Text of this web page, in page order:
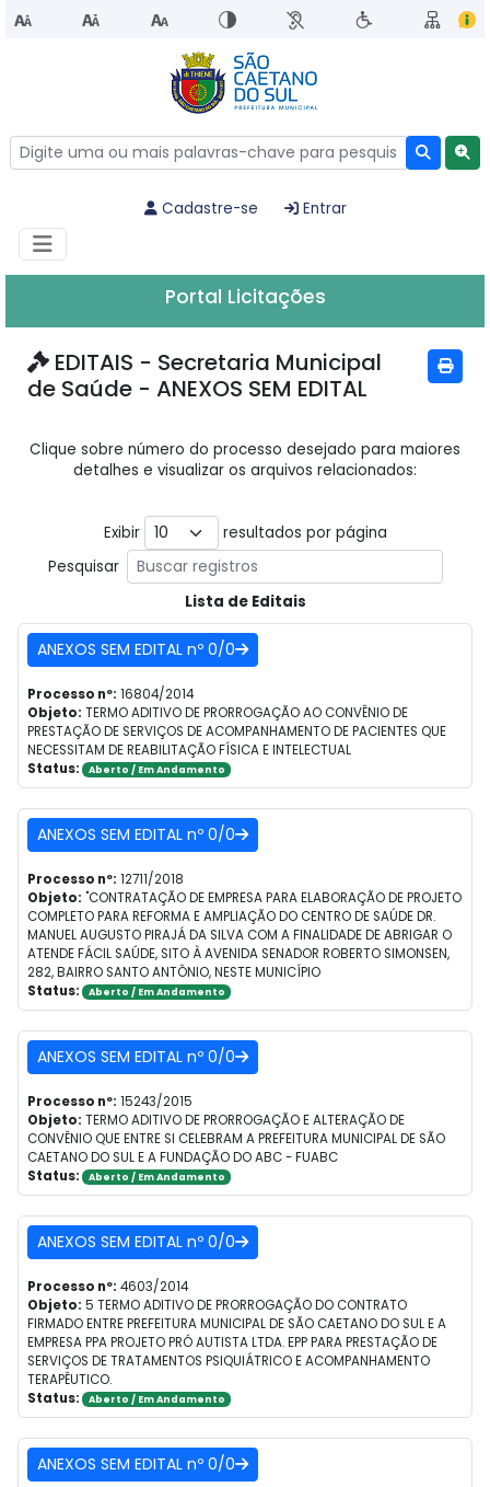
Cadastre-se Entrar
Portal Licitações
EDITAIS - Secretaria Municipal
de Saúde - ANEXOS SEM EDITAL
Clique sobre número do processo desejado para maiores
detalhes e visualizar os arquivos relacionados:
Exibir
resultados por página
Pesquisar
Lista de Editais
ANEXOS SEM EDITAL nº 0/0
Processo nº: 16804/2014
Objeto: TERMO ADITIVO DE PRORROGAÇÃO AO CONVÊNIO DE
PRESTAÇÃO DE SERVIÇOS DE ACOMPANHAMENTO DE PACIENTES QUE
NECESSITAM DE REABILITAÇÃO FÍSICA E INTELECTUAL
Status:
Aberto / Em Andamento
ANEXOS SEM EDITAL nº 0/0
Processo nº: 12711/2018
Objeto: "CONTRATAÇÃO DE EMPRESA PARA ELABORAÇÃO DE PROJETO
COMPLETO PARA REFORMA E AMPLIAÇÃO DO CENTRO DE SAÚDE DR.
MANUEL AUGUSTO PIRAJÁ DA SILVA COM A FINALIDADE DE ABRIGAR O
ATENDE FÁCIL SAÚDE, SITO À AVENIDA SENADOR ROBERTO SIMONSEN,
282, BAIRRO SANTO ANTÔNIO, NESTE MUNICÍPIO
Status:
Aberto / Em Andamento
ANEXOS SEM EDITAL nº 0/0
Processo nº: 15243/2015
Objeto: TERMO ADITIVO DE PRORROGAÇÃO E ALTERAÇÃO DE
CONVÊNIO QUE ENTRE SI CELEBRAM A PREFEITURA MUNICIPAL DE SÃO
CAETANO DO SUL E A FUNDAÇÃO DO ABC - FUABC
Status:
Aberto / Em Andamento
ANEXOS SEM EDITAL nº 0/0
Processo nº: 4603/2014
Objeto: 5 TERMO ADITIVO DE PRORROGAÇÃO DO CONTRATO
FIRMADO ENTRE PREFEITURA MUNICIPAL DE SÃO CAETANO DO SUL E A
EMPRESA PPA PROJETO PRÓ AUTISTA LTDA. EPP PARA PRESTAÇÃO DE
SERVIÇOS DE TRATAMENTOS PSIQUIÁTRICO E ACOMPANHAMENTO
TERAPÊUTICO.
Status:
Aberto / Em Andamento
ANEXOS SEM EDITAL nº 0/0